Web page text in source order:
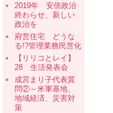
2019年 安倍政治
終わらせ、新しい
政治を
府営住宅 どうな
る!?管理業務民営化
【リリコとレイ】
28 生活発表会
成宮まり子代表質
問②～米軍基地、
地域経済、災害対
策